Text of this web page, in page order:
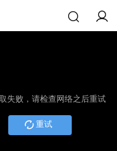
失败，请检查网络之后重试
重试